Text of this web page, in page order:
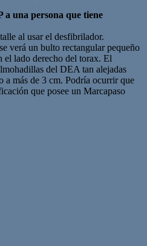
a una persona que tiene
al usar el desfibrilador.
verá un bulto rectangular pequeño
el lado derecho del torax. El
del DEA tan alejadas
a más de 3 cm. Podría ocurrir que
que posee un Marcapaso